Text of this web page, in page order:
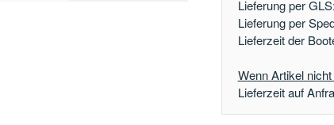
Lieferung per
Lieferung per
Lieferzeit der
Wenn Artikel
Lieferzeit auf